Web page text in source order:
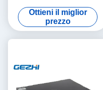
Mux Demux
Ottieni il miglior
prezzo